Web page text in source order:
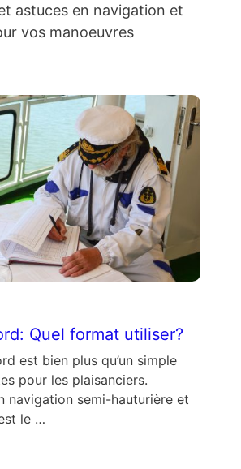
astuces en navigation et
vos manoeuvres
Quel format utiliser?
est bien plus qu’un simple
pour les plaisanciers.
navigation semi-hauturière et
le …